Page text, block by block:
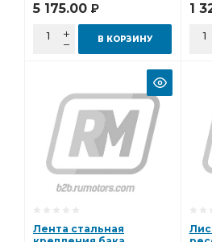
5 175.00 Р
В КОРЗИНУ
1
Лента стальная